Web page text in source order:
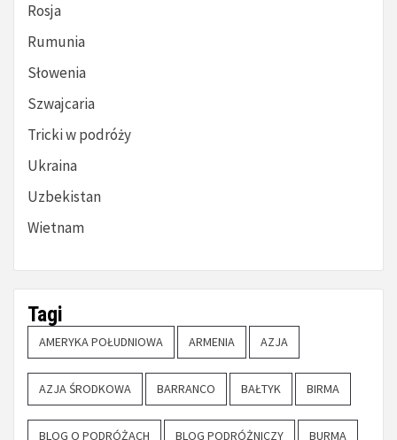
Rosja
Rumunia
Słowenia
Szwajcaria
Tricki w podróży
Ukraina
Uzbekistan
Wietnam
Tagi
AMERYKA POŁUDNIOWA ARMENIA AZJA
AZJA ŚRODKOWA BARRANCO BAŁTYK BIRMA
BLOG O PODRÓŻACH BLOG PODRÓŻNICZY BURMA